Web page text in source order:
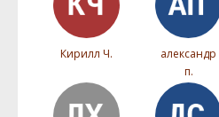
Кирилл Ч.
александр
п.